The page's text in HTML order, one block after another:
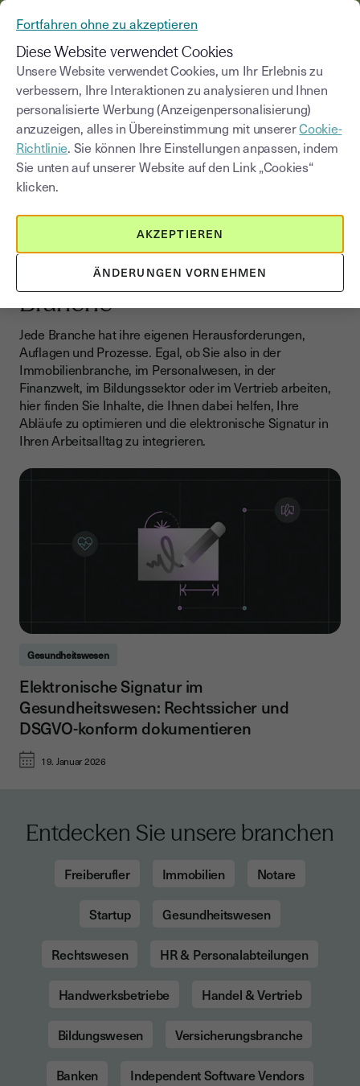
Blog|Branchen
Kategorie auswählen Saisissez un terme
Branchen
Branchen - Passende
Lösungen für den
Geschäftsalltag jeder
Branche
Jede Branche hat ihre eigenen Herausforderungen,
Auflagen und Prozesse. Egal, ob Sie also in der
Immobilienbranche, im Personalwesen, in der
Finanzwelt, im Bildungssektor oder im Vertrieb arbeiten,
hier finden Sie Inhalte, die Ihnen dabei helfen, Ihre
Abläufe zu optimieren und die elektronische Signatur in
Ihren Arbeitsalltag zu integrieren.
Gesundheitswesen
19. Januar 2026
Elektronische Signatur im
Gesundheitswesen: Rechtssicher und
DSGVO-konform dokumentieren
Entdecken Sie unsere branchen
Freiberufler Immobilien Notare
Startup Gesundheitswesen
Rechtswesen HR & Personalabteilungen
Handwerksbetriebe Handel & Vertrieb
Bildungswesen Versicherungsbranche
Banken Independent Software Vendors
Fortfahren ohne zu akzeptieren
Diese Website verwendet Cookies
Unsere Website verwendet Cookies, um Ihr Erlebnis zu
verbessern, Ihre Interaktionen zu analysieren und Ihnen
personalisierte Werbung (Anzeigenpersonalisierung)
anzuzeigen, alles in Übereinstimmung mit unsererCookie-
Richtlinie. Sie können Ihre Einstellungen anpassen, indem
Sie unten auf unserer Website auf den Link „Cookies“
klicken.
ÄNDERUNGEN VORNEHMEN
AKZEPTIEREN